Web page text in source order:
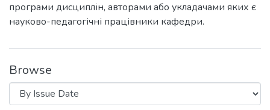
програми дисциплін, авторами або укладачами яких є
науково-педагогічні працівники кафедри.
Browse